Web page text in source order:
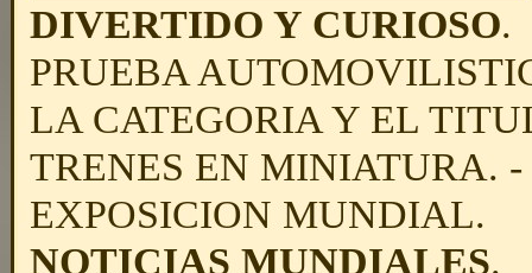
DIVERTIDO Y CURIOSO.
PRUEBA
LA CATEGORIA Y EL
TRENES EN MINIATURA.
EXPOSICION MUNDIAL.
NOTICIAS MUNDIALES.